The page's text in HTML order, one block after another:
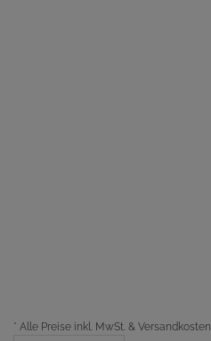
* Alle Preise inkl. MwSt. & Versandkosten